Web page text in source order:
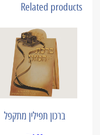
Related products
ברכון תפילין מתקפל